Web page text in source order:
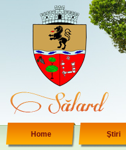
Home Ştiri